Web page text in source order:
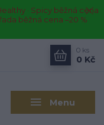
· Spicy běžná cena
běžná cena –20 %
Menu
0 ks
0 Kč